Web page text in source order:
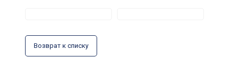
Возврат к списку